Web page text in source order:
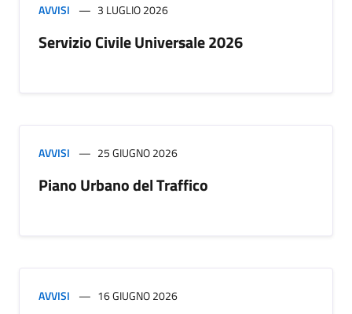
AVVISI 3 LUGLIO 2026
Servizio Civile Universale 2026
AVVISI 25 GIUGNO 2026
Piano Urbano del Traffico
AVVISI 16 GIUGNO 2026